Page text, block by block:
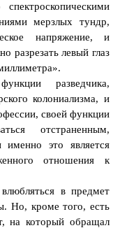
мерзлых тундр,
напряжение, и
разрезать левый глаз
разведчика,
колониализма, и
своей функции
отстраненным,
это является
отношения к
в предмет
Но, кроме того, есть
на который обращал